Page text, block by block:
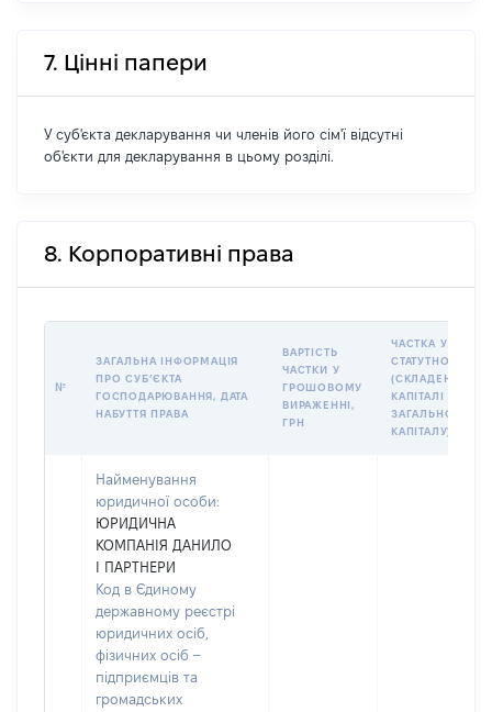
7. Цінні папери
У суб'єкта декларування чи членів його сім'ї відсутні
об'єкти для декларування в цьому розділі.
8. Корпоративні права
№
ЗАГАЛЬНА ІНФОРМАЦІЯ
ПРО СУБʼЄКТА
ГОСПОДАРЮВАННЯ, ДАТА
НАБУТТЯ ПРАВА
ВАРТІСТЬ
ЧАСТКИ У
ГРОШОВОМУ
ВИРАЖЕННІ,
ГРН
ЧАСТКА У
СТАТУТНОМУ
(СКЛАДЕНОМУ)
КАПІТАЛІ (% ВІД
ЗАГАЛЬНОГО
КАПІТАЛУ)
Найменування
юридичної особи:
ЮРИДИЧНА
КОМПАНІЯ ДАНИЛО
І ПАРТНЕРИ
Код в Єдиному
державному реєстрі
юридичних осіб,
фізичних осіб –
підприємців та
громадських